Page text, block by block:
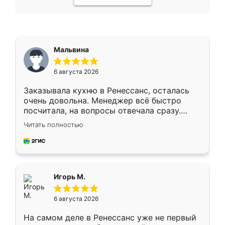
Мальвина
6 августа 2026
Заказывала кухню в Ренессанс, осталась
очень довольна. Менеджер всё быстро
посчитала, на вопросы отвечала сразу.
Замерщик приехал в субботу, подошёл к
делу со всей ответственностью. Собрали
за день, ребята работали аккуратно, даже
Читать полностью
Игорь М.
6 августа 2026
На самом деле в Ренессанс уже не первый